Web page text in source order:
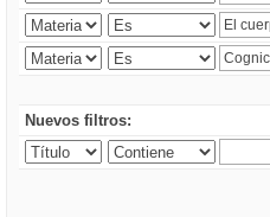
Nuevos filtros: